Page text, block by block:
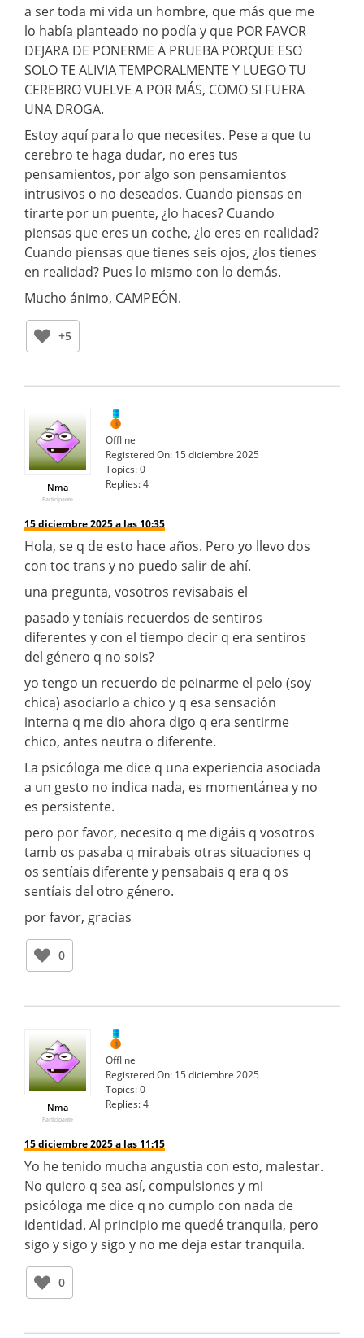
a ser toda mi vida un hombre, que más que me
lo había planteado no podía y que POR FAVOR
DEJARA DE PONERME A PRUEBA PORQUE ESO
SOLO TE ALIVIA TEMPORALMENTE Y LUEGO TU
CEREBRO VUELVE A POR MÁS, COMO SI FUERA
UNA DROGA.
Estoy aquí para lo que necesites. Pese a que tu
cerebro te haga dudar, no eres tus
pensamientos, por algo son pensamientos
intrusivos o no deseados. Cuando piensas en
tirarte por un puente, ¿lo haces? Cuando
piensas que eres un coche, ¿lo eres en realidad?
Cuando piensas que tienes seis ojos, ¿los tienes
en realidad? Pues lo mismo con lo demás.
Mucho ánimo, CAMPEÓN.
+5
Nma
Participante
Offline
Registered On: 15 diciembre 2025
Topics:0
Replies:4
15 diciembre 2025 a las 10:35
Hola, se q de esto hace años. Pero yo llevo dos
con toc trans y no puedo salir de ahí.
una pregunta, vosotros revisabais el
pasado y teníais recuerdos de sentiros
diferentes y con el tiempo decir q era sentiros
del género q no sois?
yo tengo un recuerdo de peinarme el pelo (soy
chica) asociarlo a chico y q esa sensación
interna q me dio ahora digo q era sentirme
chico, antes neutra o diferente.
La psicóloga me dice q una experiencia asociada
a un gesto no indica nada, es momentánea y no
es persistente.
pero por favor, necesito q me digáis q vosotros
tamb os pasaba q mirabais otras situaciones q
os sentíais diferente y pensabais q era q os
sentíais del otro género.
por favor, gracias
0
Nma
Participante
Offline
Registered On: 15 diciembre 2025
Topics:0
Replies:4
15 diciembre 2025 a las 11:15
Yo he tenido mucha angustia con esto, malestar.
No quiero q sea así, compulsiones y mi
psicóloga me dice q no cumplo con nada de
identidad. Al principio me quedé tranquila, pero
sigo y sigo y sigo y no me deja estar tranquila.
0